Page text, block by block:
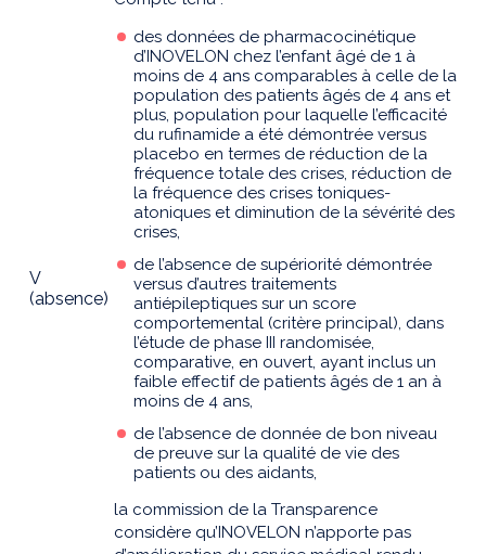
V
(absence)
des données de pharmacocinétique
d’INOVELON chez l’enfant âgé de 1 à
moins de 4 ans comparables à celle de la
population des patients âgés de 4 ans et
plus, population pour laquelle l’efficacité
du rufinamide a été démontrée versus
placebo en termes de réduction de la
fréquence totale des crises, réduction de
la fréquence des crises toniques-
atoniques et diminution de la sévérité des
crises,
de l’absence de supériorité démontrée
versus d’autres traitements
antiépileptiques sur un score
comportemental (critère principal), dans
l’étude de phase III randomisée,
comparative, en ouvert, ayant inclus un
faible effectif de patients âgés de 1 an à
moins de 4 ans,
de l’absence de donnée de bon niveau
de preuve sur la qualité de vie des
patients ou des aidants,
la commission de la Transparence
considère qu’INOVELON n’apporte pas